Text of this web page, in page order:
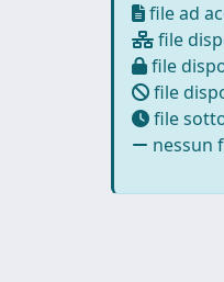
file ad
file
file
file
file
nessun